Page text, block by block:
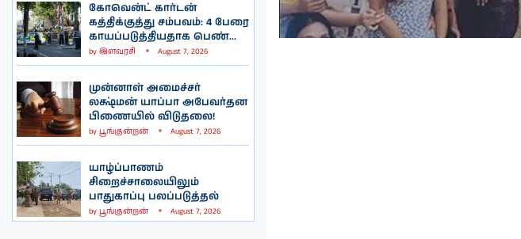
கோவென்ட் கார்டன்
கத்திக்குத்து சம்பவம்: 4 பேரை
காயப்படுத்தியதாக பெண்...
by இளவரசி August 7, 2026
முன்னாள் அமைச்சர்
லக்ஷ்மன் யாப்பா அபேவர்தன
பிணையில் விடுதலை!
by பூங்குன்றன் August 7, 2026
யாழ்ப்பாணம்
சிறைச்சாலையிலும்
பாதுகாப்பு பலப்படுத்தல்
by பூங்குன்றன் August 7, 2026